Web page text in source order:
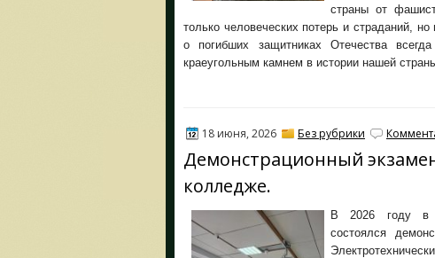
страны от
только человеческих потерь и страданий,
о погибших защитниках Отечества
краеугольным камнем в истории нашей
18 июня, 2026 Без рубрики
Демонстрационный
колледже.
В 2026 году в
состоялся